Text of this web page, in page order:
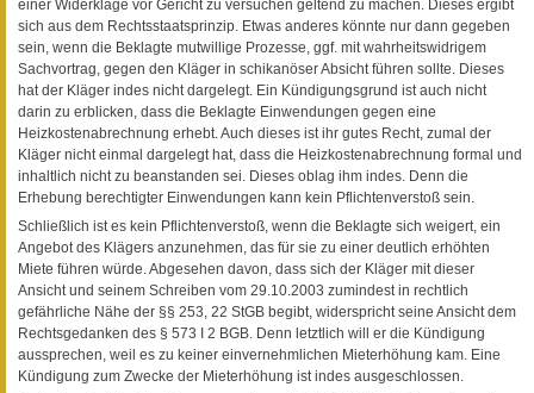
einer Widerklage vor Gericht zu versuchen geltend zu machen. Dieses ergibt
sich aus dem Rechtsstaatsprinzip. Etwas anderes könnte nur dann gegeben
sein, wenn die Beklagte mutwillige Prozesse, ggf. mit wahrheitswidrigem
Sachvortrag, gegen den Kläger in schikanöser Absicht führen sollte. Dieses
hat der Kläger indes nicht dargelegt. Ein Kündigungsgrund ist auch nicht
darin zu erblicken, dass die Beklagte Einwendungen gegen eine
Heizkostenabrechnung erhebt. Auch dieses ist ihr gutes Recht, zumal der
Kläger nicht einmal dargelegt hat, dass die Heizkostenabrechnung formal und
inhaltlich nicht zu beanstanden sei. Dieses oblag ihm indes. Denn die
Erhebung berechtigter Einwendungen kann kein Pflichtenverstoß sein.
Schließlich ist es kein Pflichtenverstoß, wenn die Beklagte sich weigert, ein
Angebot des Klägers anzunehmen, das für sie zu einer deutlich erhöhten
Miete führen würde. Abgesehen davon, dass sich der Kläger mit dieser
Ansicht und seinem Schreiben vom 29.10.2003 zumindest in rechtlich
gefährliche Nähe der §§ 253, 22 StGB begibt, widerspricht seine Ansicht dem
Rechtsgedanken des § 573 I 2 BGB. Denn letztlich will er die Kündigung
aussprechen, weil es zu keiner einvernehmlichen Mieterhöhung kam. Eine
Kündigung zum Zwecke der Mieterhöhung ist indes ausgeschlossen.